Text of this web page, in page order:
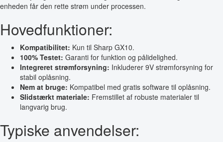
enheden får den rette strøm under processen.
Hovedfunktioner:
Kompatibilitet: Kun til Sharp GX10.
100% Testet: Garanti for funktion og pålidelighed.
Integreret strømforsyning: Inkluderer 9V strømforsyning for
stabil oplåsning.
Nem at bruge: Kompatibel med gratis software til oplåsning.
Slidstærkt materiale: Fremstillet af robuste materialer til
langvarig brug.
Typiske anvendelser: